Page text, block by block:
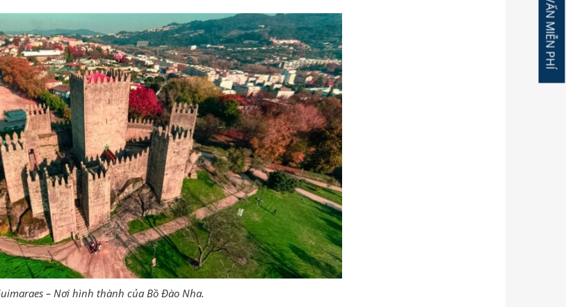
– Nơi hình thành của Bồ Đào Nha.